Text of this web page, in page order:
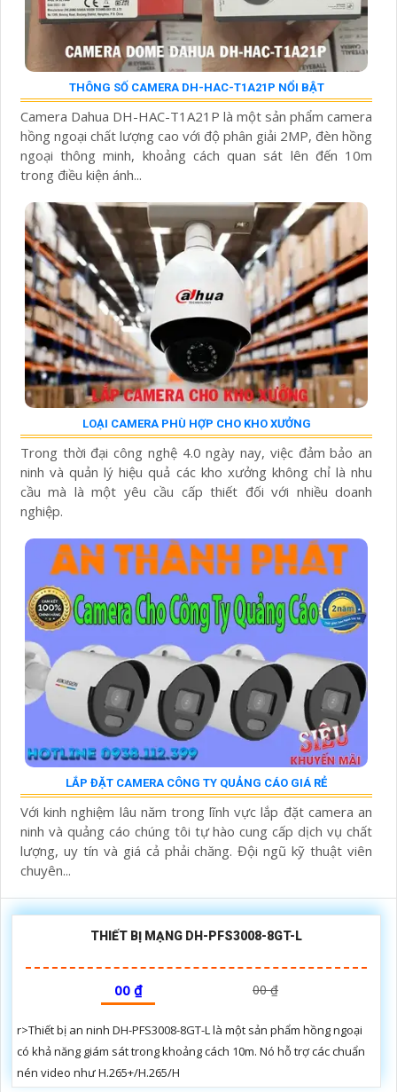
THÔNG SỐ CAMERA DH-HAC-T1A21P NỔI BẬT
Camera Dahua DH-HAC-T1A21P là một sản phẩm camera
hồng ngoại chất lượng cao với độ phân giải 2MP, đèn hồng
ngoại thông minh, khoảng cách quan sát lên đến 10m
trong điều kiện ánh...
LOẠI CAMERA PHÙ HỢP CHO KHO XƯỞNG
Trong thời đại công nghệ 4.0 ngày nay, việc đảm bảo an
ninh và quản lý hiệu quả các kho xưởng không chỉ là nhu
cầu mà là một yêu cầu cấp thiết đối với nhiều doanh
nghiệp.
LẮP ĐẶT CAMERA CÔNG TY QUẢNG CÁO GIÁ RẺ
Với kinh nghiệm lâu năm trong lĩnh vực lắp đặt camera an
ninh và quảng cáo chúng tôi tự hào cung cấp dịch vụ chất
lượng, uy tín và giá cả phải chăng. Đội ngũ kỹ thuật viên
chuyên...
THIẾT BỊ MẠNG DH-PFS3008-8GT-L
00 ₫ 00 ₫
r>Thiết bị an ninh DH-PFS3008-8GT-L là một sản phẩm hồng ngoại
có khả năng giám sát trong khoảng cách 10m. Nó hỗ trợ các chuẩn
nén video như H.265+/H.265/H